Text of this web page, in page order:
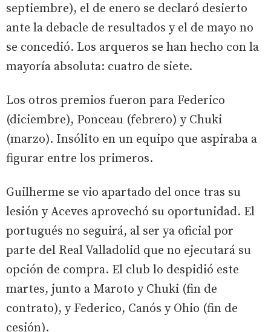
septiembre), el de enero se declaró desierto
ante la debacle de resultados y el de mayo no
se concedió. Los arqueros se han hecho con la
mayoría absoluta: cuatro de siete.
Los otros premios fueron para Federico
(diciembre), Ponceau (febrero) y Chuki
(marzo). Insólito en un equipo que aspiraba a
figurar entre los primeros.
Guilherme se vio apartado del once tras su
lesión y Aceves aprovechó su oportunidad. El
portugués no seguirá, al ser ya oficial por
parte del Real Valladolid que no ejecutará su
opción de compra. El club lo despidió este
martes, junto a Maroto y Chuki (fin de
contrato), y Federico, Canós y Ohio (fin de
cesión).